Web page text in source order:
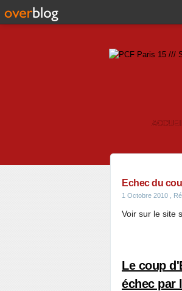
Echec du
1 Octobre 2010 ,
Voir sur le site
Le coup
échec par